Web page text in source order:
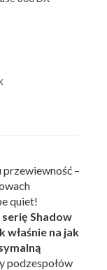
–
quiet!
Shadow
właśnie na jak
podzespołów